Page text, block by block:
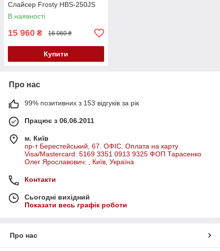
Слайсер Frosty HBS-250JS
В наявності
15 960 ₴ 16 060 ₴
Купити
Про нас
99% позитивних з 153 відгуків за рік
Працює з 06.06.2011
м. Київ
пр-т Берестейський, 67. ОФІС. Оплата на карту
Visa/Mastercard: 5169 3351 0913 9325 ФОП Тарасенко
Олег Ярославович: , Київ, Україна
Контакти
Сьогодні вихідний
Показати весь графік роботи
Про нас